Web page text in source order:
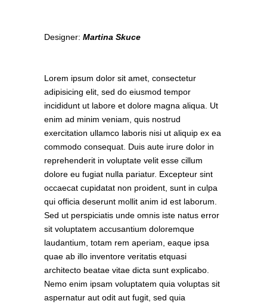
Designer: Martina Skuce
Lorem ipsum dolor sit amet, consectetur
adipisicing elit, sed do eiusmod tempor
incididunt ut labore et dolore magna aliqua. Ut
enim ad minim veniam, quis nostrud
exercitation ullamco laboris nisi ut aliquip ex ea
commodo consequat. Duis aute irure dolor in
reprehenderit in voluptate velit esse cillum
dolore eu fugiat nulla pariatur. Excepteur sint
occaecat cupidatat non proident, sunt in culpa
qui officia deserunt mollit anim id est laborum.
Sed ut perspiciatis unde omnis iste natus error
sit voluptatem accusantium doloremque
laudantium, totam rem aperiam, eaque ipsa
quae ab illo inventore veritatis etquasi
architecto beatae vitae dicta sunt explicabo.
Nemo enim ipsam voluptatem quia voluptas sit
aspernatur aut odit aut fugit, sed quia